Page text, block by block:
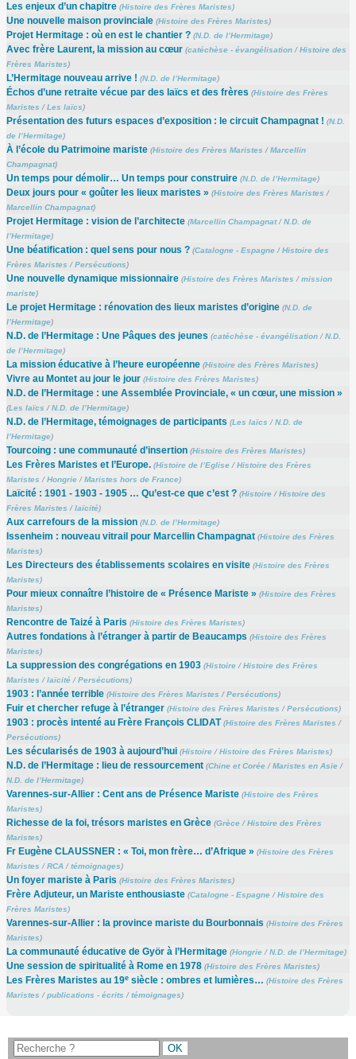
Les enjeux d’un chapitre (Histoire des Frères Maristes)
Une nouvelle maison provinciale (Histoire des Frères Maristes)
Projet Hermitage : où en est le chantier ? (N.D. de l’Hermitage)
Avec frère Laurent, la mission au cœur (catéchèse - évangélisation/Histoire des
Frères Maristes)
L’Hermitage nouveau arrive ! (N.D. de l’Hermitage)
Échos d’une retraite vécue par des laïcs et des frères (Histoire des Frères
Maristes /Les laïcs)
Présentation des futurs espaces d’exposition : le circuit Champagnat ! (N.D.
de l’Hermitage)
À l’école du Patrimoine mariste (Histoire des Frères Maristes /Marcellin
Champagnat)
Un temps pour démolir… Un temps pour construire (N.D. de l’Hermitage)
Deux jours pour « goûter les lieux maristes » (Histoire des Frères Maristes /
Marcellin Champagnat)
Projet Hermitage : vision de l’architecte (Marcellin Champagnat/N.D. de
l’Hermitage)
Une béatification : quel sens pour nous ? (Catalogne - Espagne/Histoire des
Frères Maristes /Persécutions)
Une nouvelle dynamique missionnaire (Histoire des Frères Maristes /mission
mariste)
Le projet Hermitage : rénovation des lieux maristes d’origine (N.D. de
l’Hermitage)
N.D. de l’Hermitage : Une Pâques des jeunes (catéchèse - évangélisation/N.D.
de l’Hermitage)
La mission éducative à l’heure européenne (Histoire des Frères Maristes)
Vivre au Montet au jour le jour (Histoire des Frères Maristes)
N.D. de l’Hermitage : une Assemblée Provinciale, « un cœur, une mission »
(Les laïcs /N.D. de l’Hermitage)
N.D. de l’Hermitage, témoignages de participants (Les laïcs /N.D. de
l’Hermitage)
Tourcoing : une communauté d’insertion (Histoire des Frères Maristes)
Les Frères Maristes et l’Europe. (Histoire de l’Eglise/Histoire des Frères
Maristes /Hongrie/Maristes hors de France)
Laïcité : 1901 - 1903 - 1905 … Qu’est-ce que c’est ? (Histoire/Histoire des
Frères Maristes /laïcité)
Aux carrefours de la mission (N.D. de l’Hermitage)
Issenheim : nouveau vitrail pour Marcellin Champagnat (Histoire des Frères
Maristes)
Les Directeurs des établissements scolaires en visite (Histoire des Frères
Maristes)
Pour mieux connaître l’histoire de « Présence Mariste » (Histoire des Frères
Maristes)
Rencontre de Taizé à Paris (Histoire des Frères Maristes)
Autres fondations à l’étranger à partir de Beaucamps (Histoire des Frères
Maristes)
La suppression des congrégations en 1903 (Histoire/Histoire des Frères
Maristes /laïcité/Persécutions)
1903 : l’année terrible (Histoire des Frères Maristes /Persécutions)
Fuir et chercher refuge à l’étranger (Histoire des Frères Maristes /Persécutions)
1903 : procès intenté au Frère François CLIDAT (Histoire des Frères Maristes /
Persécutions)
Les sécularisés de 1903 à aujourd’hui (Histoire/Histoire des Frères Maristes)
N.D. de l’Hermitage : lieu de ressourcement (Chine et Corée/Maristes en Asie/
N.D. de l’Hermitage)
Varennes-sur-Allier : Cent ans de Présence Mariste (Histoire des Frères
Maristes)
Richesse de la foi, trésors maristes en Grèce (Grèce/Histoire des Frères
Maristes)
Fr Eugène CLAUSSNER : « Toi, mon frère… d’Afrique » (Histoire des Frères
Maristes /RCA/témoignages)
Un foyer mariste à Paris (Histoire des Frères Maristes)
Frère Adjuteur, un Mariste enthousiaste (Catalogne - Espagne/Histoire des
Frères Maristes)
Varennes-sur-Allier : la province mariste du Bourbonnais (Histoire des Frères
Maristes)
La communauté éducative de Györ à l’Hermitage (Hongrie/N.D. de l’Hermitage)
Une session de spiritualité à Rome en 1978 (Histoire des Frères Maristes)
Les Frères Maristes au 19esiècle : ombres et lumières… (Histoire des Frères
Maristes /publications - écrits /témoignages)